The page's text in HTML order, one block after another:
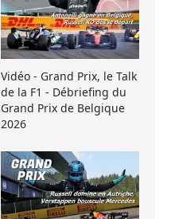
Vidéo - Grand Prix, le Talk
de la F1 - Débriefing du
Grand Prix de Belgique
2026